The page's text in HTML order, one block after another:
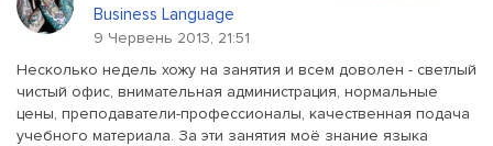
Business Language
9 Червень 2013, 21:51
Несколько недель хожу на занятия и всем доволен - светлый
чистый офис, внимательная администрация, нормальные
цены, преподаватели-профессионалы, качественная подача
учебного материала. За эти занятия моё знание языка